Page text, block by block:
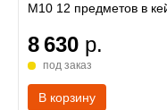
М10 12 предметов в
8 630 р.
под заказ
В корзину